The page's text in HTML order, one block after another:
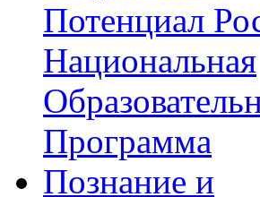
Потенциал
Национальная
Программа
Познание и